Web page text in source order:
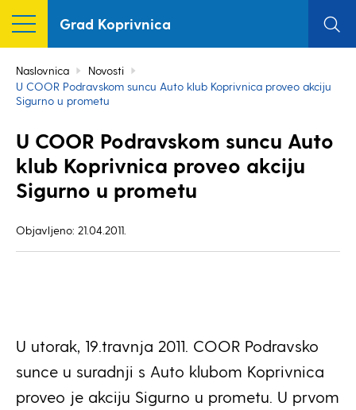
Grad Koprivnica
Naslovnica
Novosti
U COOR Podravskom suncu Auto klub Koprivnica proveo akciju
Sigurno u prometu
U COOR Podravskom suncu Auto
klub Koprivnica proveo akciju
Sigurno u prometu
Objavljeno: 21.04.2011.
U utorak, 19.travnja 2011. COOR Podravsko
sunce u suradnji s Auto klubom Koprivnica
proveo je akciju Sigurno u prometu. U prvom